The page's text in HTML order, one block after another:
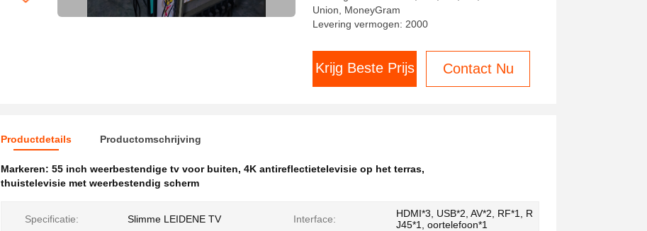
Union, MoneyGram
Levering vermogen: 2000
Krijg Beste Prijs Contact Nu
Productdetails Productomschrijving
Markeren: 55 inch weerbestendige tv voor buiten, 4K antireflectietelevisie op het terras,
thuistelevisie met weerbestendig scherm
Specificatie: Slimme LEIDENE TV Interface:
HDMI*3, USB*2, AV*2, RF*1, R
J45*1, oortelefoon*1